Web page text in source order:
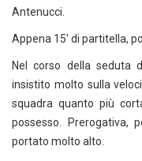
Antenucci.
Appena 15′ di partitella,
Nel corso della seduta
insistito molto sulla
squadra quanto più
possesso. Prerogativa,
portato molto alto.